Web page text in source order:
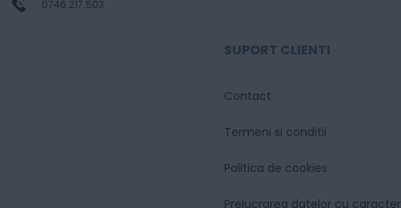
0746.217.503
SUPORT CLIENTI
Contact
Termeni si conditii
Politica de cookies
Prelucrarea datelor cu caracter